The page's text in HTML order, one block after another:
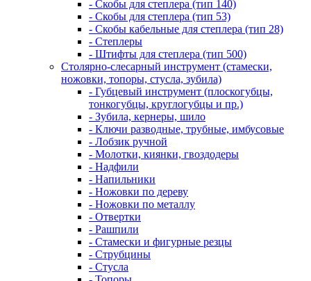
- Скобы для степлера (тип 140)
- Скобы для степлера (тип 53)
- Скобы кабельные для степлера (тип 28)
- Степлеры
- Штифты для степлера (тип 500)
Столярно-слесарный инструмент (стамески,
ножовки, топоры, стусла, зубила)
- Губцевый инструмент (плоскогубцы,
тонкогубцы, круглогубцы и пр.)
- Зубила, кернеры, шило
- Ключи разводные, трубные, имбусовые
- Лобзик ручной
- Молотки, киянки, гвоздодеры
- Надфили
- Напильники
- Ножовки по дереву
- Ножовки по металлу
- Отвертки
- Рашпили
- Стамески и фигурные резцы
- Струбцины
- Стусла